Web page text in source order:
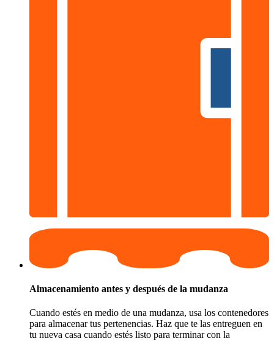
Almacenamiento antes y después de la mudanza
Cuando estés en medio de una mudanza, usa los contenedores
para almacenar tus pertenencias. Haz que te las entreguen en
tu nueva casa cuando estés listo para terminar con la